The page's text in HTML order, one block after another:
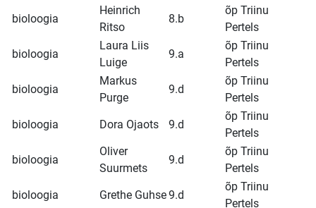
bioloogia
Heinrich
Ritso
8.b
õp Triinu
Pertels
bioloogia
Laura Liis
Luige
9.a
õp Triinu
Pertels
bioloogia
Markus
Purge
9.d
õp Triinu
Pertels
bioloogia
Dora Ojaots 9.d
õp Triinu
Pertels
bioloogia
Oliver
Suurmets
9.d
õp Triinu
Pertels
bioloogia
Grethe Guhse9.d
õp Triinu
Pertels